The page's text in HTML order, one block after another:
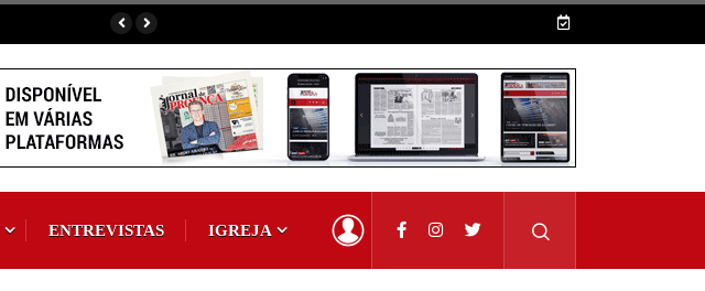
ENTREVISTAS IGREJA